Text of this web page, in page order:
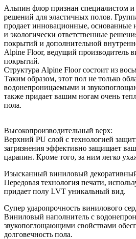
Альпин флор признан специалистом и
решений для эластичных полов.
продает инновационные, основанные
и экологически ответственные
покрытий и дополнительной
Alpine Floor, ведущий производитель
покрытий.
Структура Alpine Floor состоит из
Таким образом, этот пол не только
водонепроницаемыми и
также придает вашим ногам очень
пола.
Высокопроизводительный верх:
Верхний PU слой с технологией
загрязнения эффективно защищает
царапин. Кроме того, за ним легко
Изысканный виниловый
Передовая технология печати,
придает полу LVT уникальный вид.
Супер ударопрочность винилового
Виниловый наполнитель с
звукопоглощающими свойствами
долговечность пола.